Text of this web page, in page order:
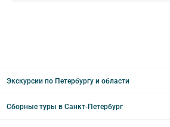
Экскурсии по Петербургу и области
Сборные туры в Санкт-Петербург